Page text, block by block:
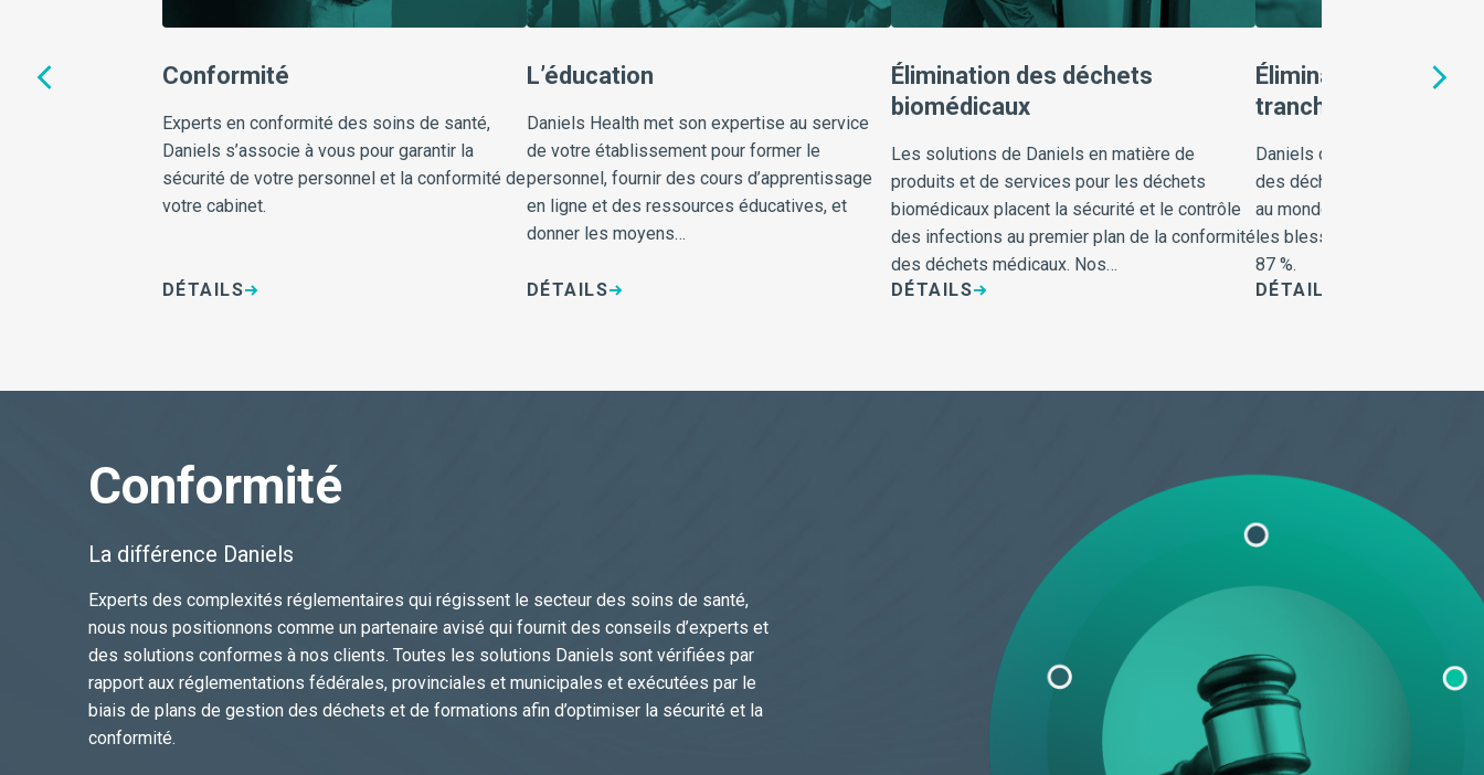
de Conformité
Experts en conformité des soins de santé,
Daniels s’associe à vous pour garantir la
sécurité de votre personnel et la conformité de
votre cabinet.
DÉTAILS
L’éducation
Daniels Health met son expertise au service
de votre établissement pour former le
personnel, fournir des cours d’apprentissage
en ligne et des ressources éducatives, et
donner les moyens…
DÉTAILS
Élimination des déchets
biomédicaux
Les solutions de Daniels en matière de
produits et de services pour les déchets
biomédicaux placent la sécurité et le contrôle
des infections au premier plan de la conformité
des déchets médicaux. Nos…
DÉTAILS
Élimination des
tranchants
Daniels dispose des
des déchets médicaux
au monde, dont il est prouvé
les blessures par piqûre
87 %.
DÉTAILS
Conformité
La différence Daniels
Experts des complexités réglementaires qui régissent le secteur des soins de santé,
nous nous positionnons comme un partenaire avisé qui fournit des conseils d’experts et
des solutions conformes à nos clients. Toutes les solutions Daniels sont vérifiées par
rapport aux réglementations fédérales, provinciales et municipales et exécutées par le
biais de plans de gestion des déchets et de formations afin d’optimiser la sécurité et la
conformité.